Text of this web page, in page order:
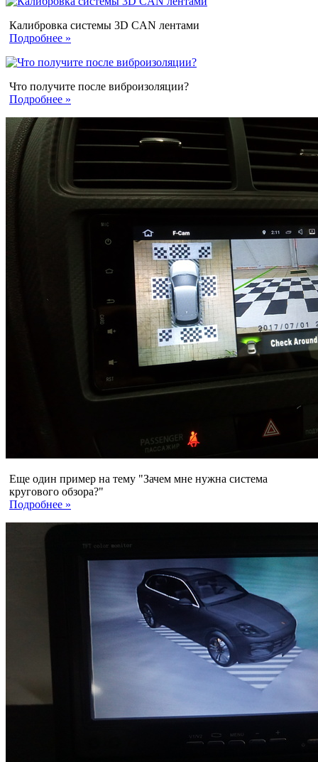
Калибровка системы 3D CAN лентами
Подробнее »
Что получите после виброизоляции?
Подробнее »
Еще один пример на тему "Зачем мне нужна система
кругового обзора?"
Подробнее »